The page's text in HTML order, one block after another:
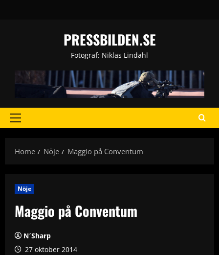
PRESSBILDEN.SE
Fotograf: Niklas Lindahl
Primary
Home
Nöje Maggio på Conventum
Nöje
Maggio på Conventum
N´Sharp
27 oktober 2014